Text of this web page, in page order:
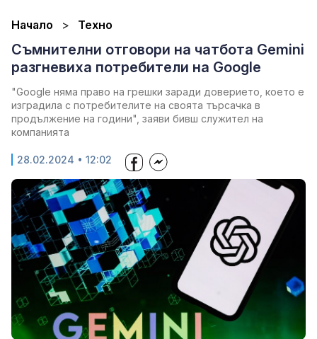
Начало Техно
Съмнителни отговори на чатбота Gemini
разгневиха потребители на Google
"Google няма право на грешки заради доверието, което е
изградила с потребителите на своята търсачка в
продължение на години", заяви бивш служител на
компанията
28.02.2024 • 12:02